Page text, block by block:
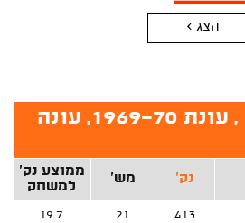
הצג >
הפועל תל אביב , עונת 1969-70, עונה
נק' מש'
ממוצע נק'
למשחק
413
21
19.7